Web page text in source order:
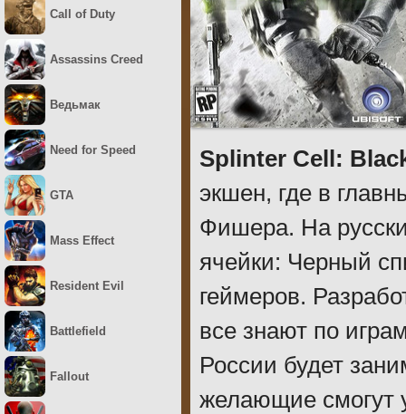
Splinter Cell:
экшен, где в
Фишера. На
ячейки: Черный
геймеров.
все знают по
России будет
желающие смогут
Call of Duty
Assassins Creed
Ведьмак
Need for Speed
GTA
Mass Effect
Resident Evil
Battlefield
Fallout